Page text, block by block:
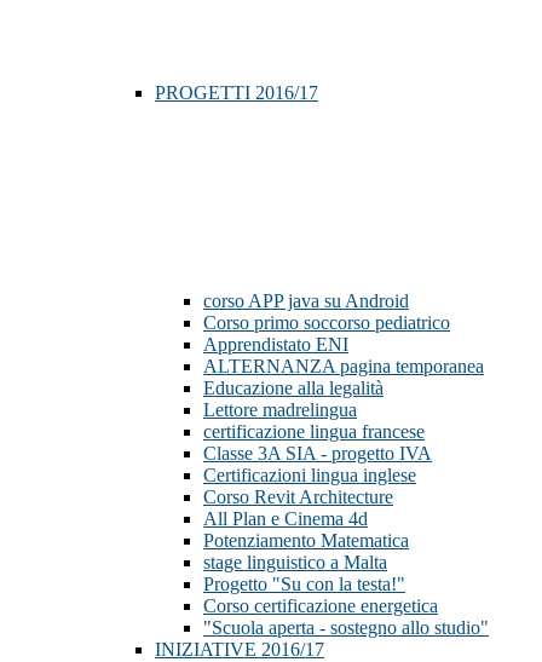
PROGETTI 2016/17
corso APP java su Android
Corso primo soccorso pediatrico
Apprendistato ENI
ALTERNANZA pagina temporanea
Educazione alla legalità
Lettore madrelingua
certificazione lingua francese
Classe 3A SIA - progetto IVA
Certificazioni lingua inglese
Corso Revit Architecture
All Plan e Cinema 4d
Potenziamento Matematica
stage linguistico a Malta
Progetto "Su con la testa!"
Corso certificazione energetica
"Scuola aperta - sostegno allo studio"
INIZIATIVE 2016/17